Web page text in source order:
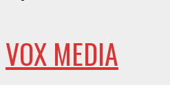
VOX MEDIA